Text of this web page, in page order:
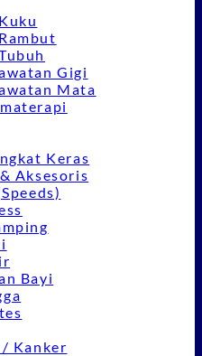
Gigi
Mata
Keras
Aksesoris
Bayi
Kanker